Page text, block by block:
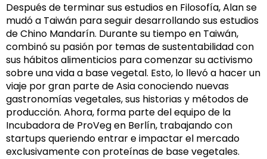
Después de terminar sus estudios en Filosofía, Alan se
mudó a Taiwán para seguir desarrollando sus estudios
de Chino Mandarín. Durante su tiempo en Taiwán,
combinó su pasión por temas de sustentabilidad con
sus hábitos alimenticios para comenzar su activismo
sobre una vida a base vegetal. Esto, lo llevó a hacer un
viaje por gran parte de Asia conociendo nuevas
gastronomías vegetales, sus historias y métodos de
producción. Ahora, forma parte del equipo de la
Incubadora de ProVeg en Berlín, trabajando con
startups queriendo entrar e impactar el mercado
exclusivamente con proteínas de base vegetales.